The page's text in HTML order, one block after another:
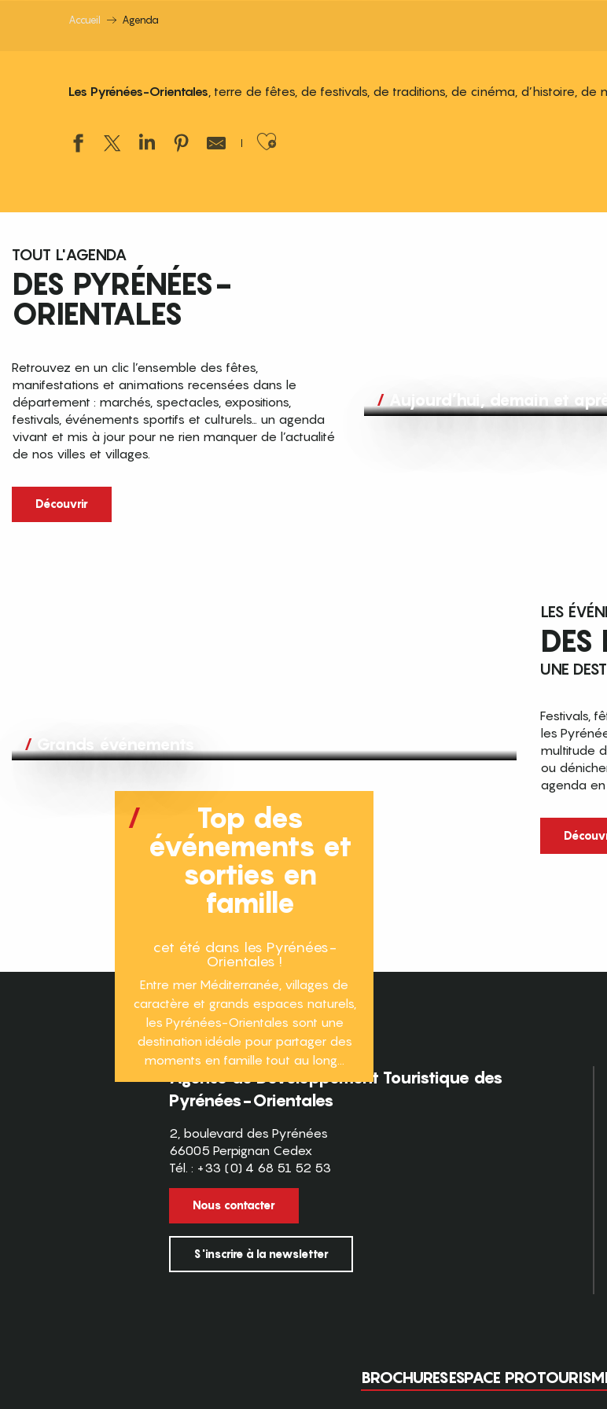
Accueil Agenda
Les Pyrénées-Orientales, terre de fêtes, de festivals, de traditions, de cinéma, d’histoire, de
Ajouter aux favoris
TOUT L'AGENDA
DES PYRÉNÉES-
ORIENTALES
Retrouvez en un clic l’ensemble des fêtes,
manifestations et animations recensées dans le
département : marchés, spectacles, expositions,
festivals, événements sportifs et culturels… un agenda
vivant et mis à jour pour ne rien manquer de l’actualité
de nos villes et villages.
Découvrir
Aujourd’hui, demain et
Grands événements
LES
DES
UNE
Festivals,
les
multitude
ou
agenda en
Top des
événements et
sorties en
famille
cet été dans les Pyrénées-
Orientales !
Entre mer Méditerranée, villages de
caractère et grands espaces naturels,
les Pyrénées-Orientales sont une
destination idéale pour partager des
moments en famille tout au long...
Agence de Développement Touristique des
Pyrénées-Orientales
2, boulevard des Pyrénées
66005 Perpignan Cedex
Tél. : +33 (0) 4 68 51 52 53
Nous contacter
S'inscrire à la newsletter
BROCHURESESPACE PRO